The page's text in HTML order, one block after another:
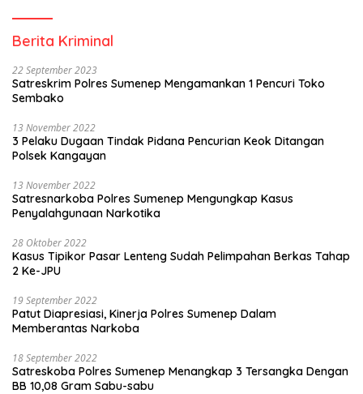
Berita Kriminal
22 September 2023
Satreskrim Polres Sumenep Mengamankan 1 Pencuri Toko
Sembako
13 November 2022
3 Pelaku Dugaan Tindak Pidana Pencurian Keok Ditangan
Polsek Kangayan
13 November 2022
Satresnarkoba Polres Sumenep Mengungkap Kasus
Penyalahgunaan Narkotika
28 Oktober 2022
Kasus Tipikor Pasar Lenteng Sudah Pelimpahan Berkas Tahap
2 Ke-JPU
19 September 2022
Patut Diapresiasi, Kinerja Polres Sumenep Dalam
Memberantas Narkoba
18 September 2022
Satreskoba Polres Sumenep Menangkap 3 Tersangka Dengan
BB 10,08 Gram Sabu-sabu